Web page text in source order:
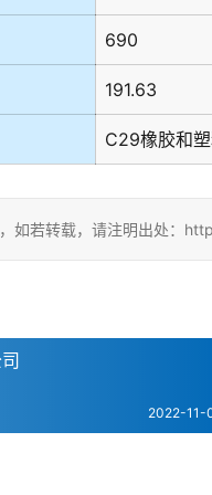
690
191.63
C29橡胶和
如若转载，请注明出处：
2022-11-